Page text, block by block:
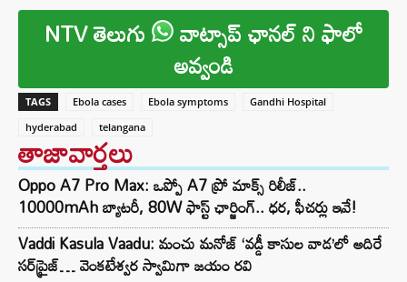
NTV తెలుగు వాట్సాప్ ఛానల్ ని ఫాలో
అవ్వండి
TAGS Ebola cases Ebola symptoms
Gandhi Hospital
hyderabad
telangana
తాజావార్తలు
Oppo A7 Pro Max: ఒప్పో A7 ప్రో మాక్స్ రిలీజ్..
10000mAh బ్యాటరీ, 80W ఫాస్ట్ ఛార్జింగ్.. ధర, ఫీచర్లు ఇవే!
Vaddi Kasula Vaadu: మంచు మనోజ్ ‘వడ్డీ కాసుల వాడ’లో అదిరే
సర్‌ప్రైజ్… వెంకటేశ్వర స్వామిగా జయం రవి